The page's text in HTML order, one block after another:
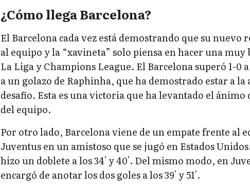
¿Cómo llega Barcelona?
El Barcelona cada vez está demostrando que su nuevo
al equipo y la “xavineta” solo piensa en hacer una
La Liga y Champions League. El Barcelona superó 1-0
a un golazo de Raphinha, que ha demostrado estar a
desafío. Esta es una victoria que ha levantado el ánimo
del equipo.
Por otro lado, Barcelona viene de un empate frente al
Juventus en un amistoso que se jugó en Estados
hizo un doblete a los 34′ y 40′. Del mismo modo, en
encargó de anotar los dos goles a los 39′ y 51′.